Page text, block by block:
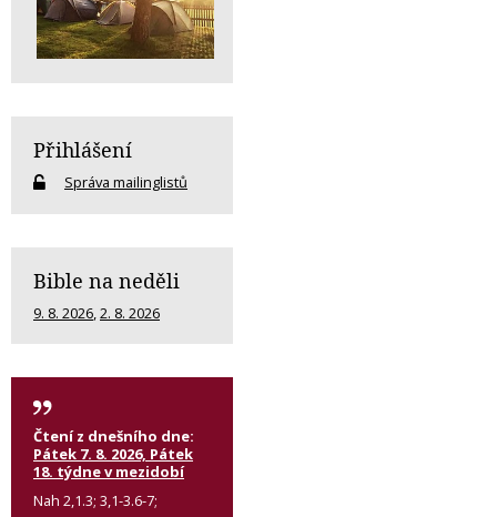
Přihlášení
Správa mailinglistů
Bible na neděli
9. 8. 2026,2. 8. 2026
Čtení z dnešního dne:
Pátek 7. 8. 2026, Pátek
18. týdne v mezidobí
Nah 2,1.3; 3,1-3.6-7;